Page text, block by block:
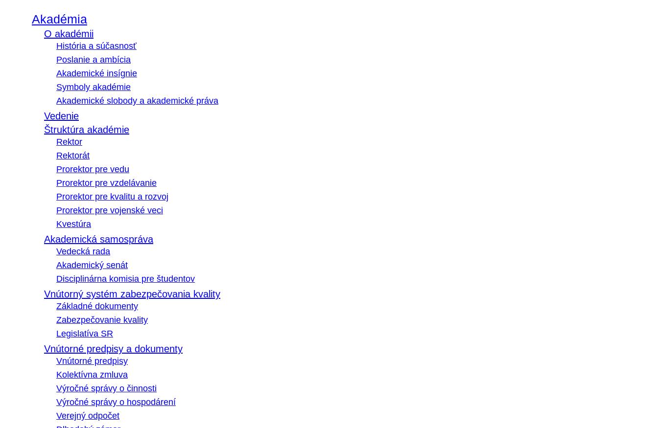
Akadémia
O akadémii
História a súčasnosť
Poslanie a ambícia
Akademické insígnie
Symboly akadémie
Akademické slobody a akademické práva
Vedenie
Štruktúra akadémie
Rektor
Rektorát
Prorektor pre vedu
Prorektor pre vzdelávanie
Prorektor pre kvalitu a rozvoj
Prorektor pre vojenské veci
Kvestúra
Akademická samospráva
Vedecká rada
Akademický senát
Disciplinárna komisia pre študentov
Vnútorný systém zabezpečovania kvality
Základné dokumenty
Zabezpečovanie kvality
Legislatíva SR
Vnútorné predpisy a dokumenty
Vnútorné predpisy
Kolektívna zmluva
Výročné správy o činnosti
Výročné správy o hospodárení
Verejný odpočet